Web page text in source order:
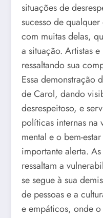
situações de
sucesso de
com muitas delas,
a situação. Artistas
ressaltando sua
Essa demonstração
de Carol, dando
desrespeitoso, e
políticas internas na
mental e o bem-
importante alerta.
ressaltam a
se segue à sua
de pessoas e a
e empáticos, onde